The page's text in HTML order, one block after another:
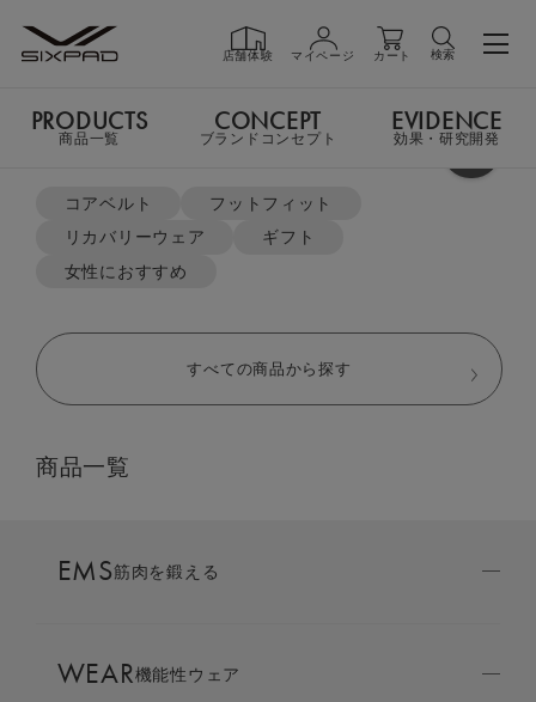
店舗体験 マイページ カート 検索
PRODUCTS商品一覧
GIFT ギフト
LIVE SHOPPING
AMBASSADOR
SIXPAD APP
よく検索されているキーワード
コアベルト
フットフィット
リカバリーウェア
ギフト
女性におすすめ
すべての商品から探す
商品一覧
EMS筋肉を鍛える
WEAR機能性ウェア
PRODUCTS
商品一覧
CONCEPT
ブランドコンセプト
EVIDENCE
効果・研究開発